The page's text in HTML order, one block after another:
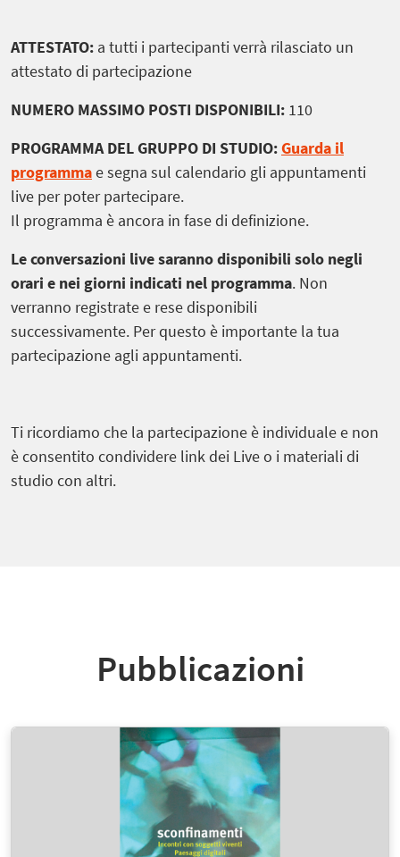
ATTESTATO: a tutti i partecipanti verrà rilasciato un
attestato di partecipazione
NUMERO MASSIMO POSTI DISPONIBILI: 110
PROGRAMMA DEL GRUPPO DI STUDIO:Guarda il
programmae segna sul calendario gli appuntamenti
live per poter partecipare.
Il programma è ancora in fase di definizione.
Le conversazioni live saranno disponibili solo negli
orari e nei giorni indicati nel programma. Non
verranno registrate e rese disponibili
successivamente. Per questo è importante la tua
partecipazione agli appuntamenti.
Ti ricordiamo che la partecipazione è individuale e non
è consentito condividere link dei Live o i materiali di
studio con altri.
Pubblicazioni